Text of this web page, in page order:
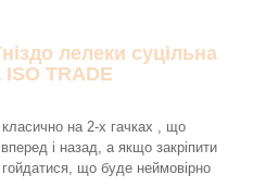
лелеки суцільна
TRADE
на 2-х гачках , що
і назад, а якщо закріпити
що буде неймовірно